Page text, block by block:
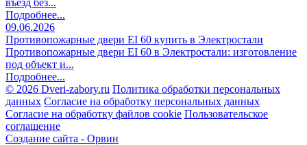
Подробнее...
09.06.2026
Противопожарные двери EI 60 купить в Электростали
Противопожарные двери EI 60 в Электростали: изготовление
под объект и...
Подробнее...
© 2026 Dveri-zabory.ru Политика обработки персональных
данных Согласие на обработку персональных данных
Согласие на обработку файлов cookie Пользовательское
соглашение
Создание сайта - Орвин